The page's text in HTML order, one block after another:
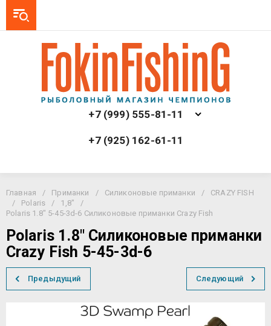
+7 (999) 555-81-11
+7 (925) 162-61-11
Главная / Приманки / Силиконовые приманки /
CRAZY FISH
/
Polaris / 1,8"
/
Polaris 1.8" 5-45-3d-6 Силиконовые приманки Crazy Fish
Polaris 1.8" Силиконовые приманки
Crazy Fish 5-45-3d-6
Предыдущий Следующий